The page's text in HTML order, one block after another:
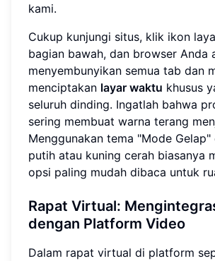
kami.
Cukup kunjungi situs, klik ikon
bagian bawah, dan browser Anda
menyembunyikan semua tab dan
menciptakan layar waktu khusus
seluruh dinding. Ingatlah bahwa
sering membuat warna terang
Menggunakan tema "Mode
putih atau kuning cerah biasanya
opsi paling mudah dibaca untuk
Rapat Virtual:
dengan Platform Video
Dalam rapat virtual di platform